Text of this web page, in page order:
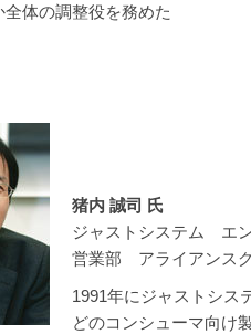
体の調整役を務めた
猪内 誠司 氏
ジャストシステム エ
営業部 アライアンス
1991年にジャストシス
どのコンシューマ向け